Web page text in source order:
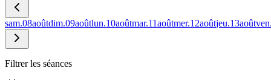
sam.08aoûtdim.09aoûtlun.10aoûtmar.11aoûtmer.12aoûtjeu.13août
Filtrer les séances